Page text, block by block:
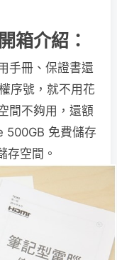
箱介紹：
手冊、保證書還
序號，就不用花
間不夠用，還額
500GB 免費儲存
存空間。